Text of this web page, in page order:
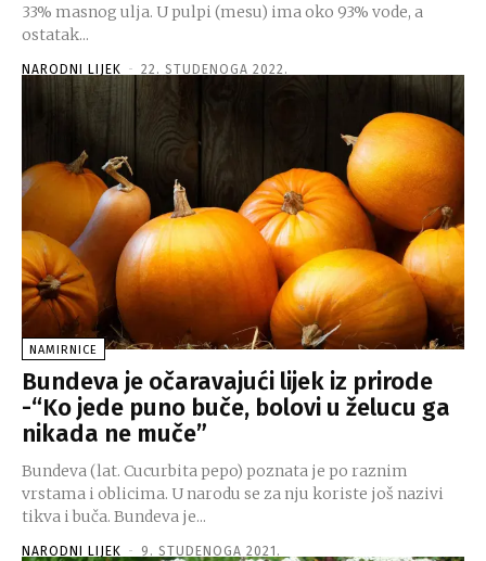
33% masnog ulja. U pulpi (mesu) ima oko 93% vode, a
ostatak...
NARODNI LIJEK - 22. STUDENOGA 2022.
NAMIRNICE
Bundeva je očaravajući lijek iz prirode
-“Ko jede puno buče, bolovi u želucu ga
nikada ne muče”
Bundeva (lat. Cucurbita pepo) poznata je po raznim
vrstama i oblicima. U narodu se za nju koriste još nazivi
tikva i buča. Bundeva je...
NARODNI LIJEK - 9. STUDENOGA 2021.